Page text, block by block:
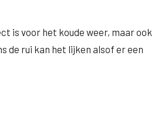
is voor het koude weer, maar ook
de rui kan het lijken alsof er een